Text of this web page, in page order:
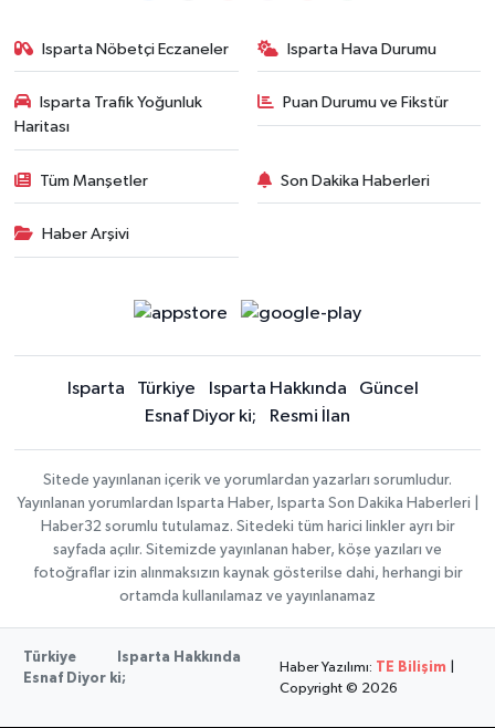
Isparta Nöbetçi Eczaneler Isparta Hava Durumu
Isparta Trafik Yoğunluk
Haritası
Puan Durumu ve Fikstür
Tüm Manşetler Son Dakika Haberleri
Haber Arşivi
Isparta Türkiye Isparta Hakkında
Güncel
Esnaf Diyor ki;
Resmi İlan
Sitede yayınlanan içerik ve yorumlardan yazarları sorumludur.
Yayınlanan yorumlardan Isparta Haber, Isparta Son Dakika Haberleri |
Haber32 sorumlu tutulamaz. Sitedeki tüm harici linkler ayrı bir
sayfada açılır. Sitemizde yayınlanan haber, köşe yazıları ve
fotoğraflar izin alınmaksızın kaynak gösterilse dahi, herhangi bir
ortamda kullanılamaz ve yayınlanamaz
Türkiye
Isparta Hakkında
Esnaf Diyor ki;
Haber Yazılımı: TE Bilişim
Copyright © 2026